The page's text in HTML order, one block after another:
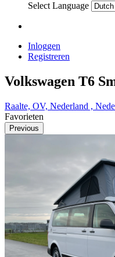
Select Language
Inloggen
Registreren
Volkswagen T6
Raalte, OV, Nederland ,
Favorieten
Previous